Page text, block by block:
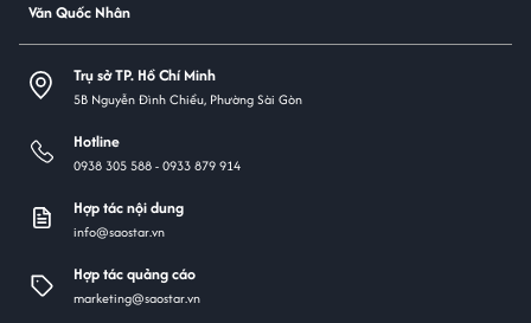
Văn Quốc Nhân
Trụ sở TP. Hồ Chí Minh
5B Nguyễn Đình Chiểu, Phường Sài Gòn
Hotline
0938 305 588 -0933 879 914
Hợp tác nội dung
info@saostar.vn
Hợp tác quảng cáo
marketing@saostar.vn